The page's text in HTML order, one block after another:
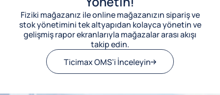
Fiziki mağazanız ile online mağazanızın sipariş ve
stok yönetimini tek altyapıdan kolayca yönetin ve
gelişmiş rapor ekranlarıyla mağazalar arası akışı
takip edin.
Ticimax OMS’i İnceleyin